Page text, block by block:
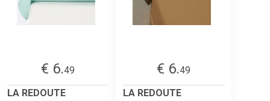
€ 6.49
LA REDOUTE
€ 6.49
LA REDOUTE